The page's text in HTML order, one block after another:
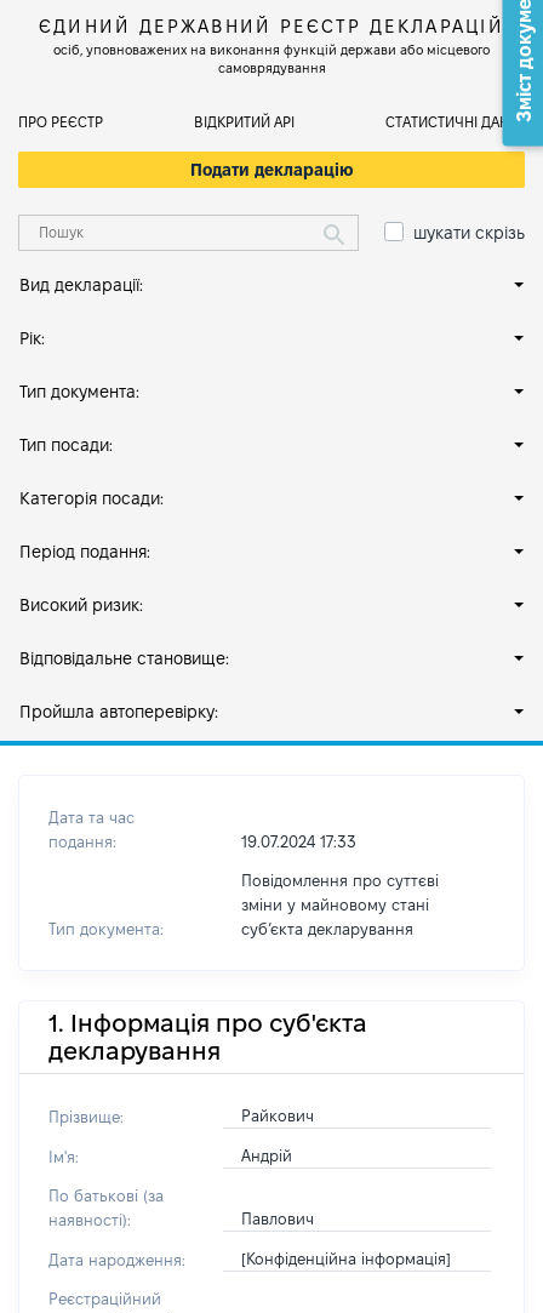
ЄДИНИЙ ДЕРЖАВНИЙ РЕЄСТР ДЕКЛАРАЦІЙ
осіб, уповноважених на виконання функцій держави або місцевого
самоврядування
ПРО РЕЄСТР ВІДКРИТИЙ АРІ СТАТИСТИЧНІ ДАНІ
Подати декларацію
шукати скрізь
Вид декларації:
Рік:
Тип документа:
Тип посади:
Категорія посади:
Період подання:
Високий ризик:
Відповідальне становище:
Пройшла автоперевірку:
Дата та час
подання:
19.07.2024 17:33
Тип документа:
Повідомлення про суттєві
зміни у майновому стані
субʼєкта декларування
1. Інформація про суб'єкта
декларування
Прізвище: Райкович
Ім'я: Андрій
По батькові (за
наявності):
Павлович
Дата народження: [Конфіденційна інформація]
Реєстраційний
Зміст документа